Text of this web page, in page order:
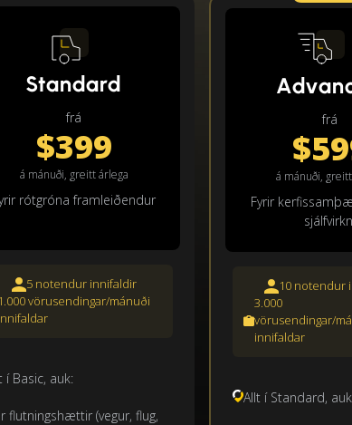
Standard
frá
$399
á mánuði, greitt árlega
rótgróna framleiðendur
5 notendur innifaldir
1.000 vörusendingar/mánuði
í Basic, auk:
flutningshættir (vegur, flug,
frá
á mánuði,
Fyrir
10 notendur
3.000
vörusendingar/
innifaldar
Allt í Standard,